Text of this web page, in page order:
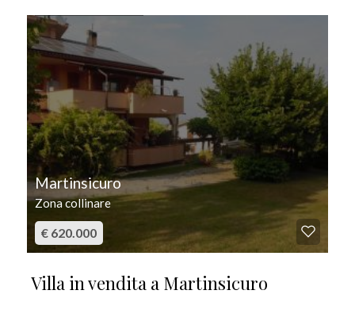
Martinsicuro
Zona collinare
€ 620.000
Villa in vendita a Martinsicuro